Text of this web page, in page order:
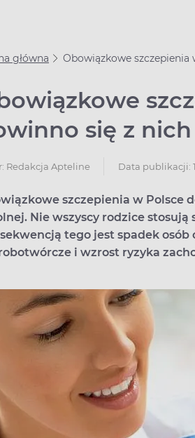
główna Obowiązkowe szczepienia
się z
Redakcja Apteline Data publikacji:
szczepienia w Polsce
Nie wszyscy rodzice
tego jest spadek
i wzrost ryzyka